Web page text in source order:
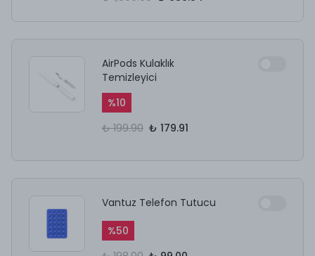
AirPods Kulaklık
Temizleyici
%10
₺ 199.90 ₺ 179.91
Vantuz Telefon Tutucu
%50